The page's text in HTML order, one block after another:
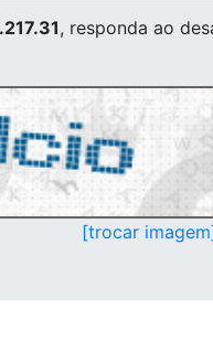
, responda ao
[trocar